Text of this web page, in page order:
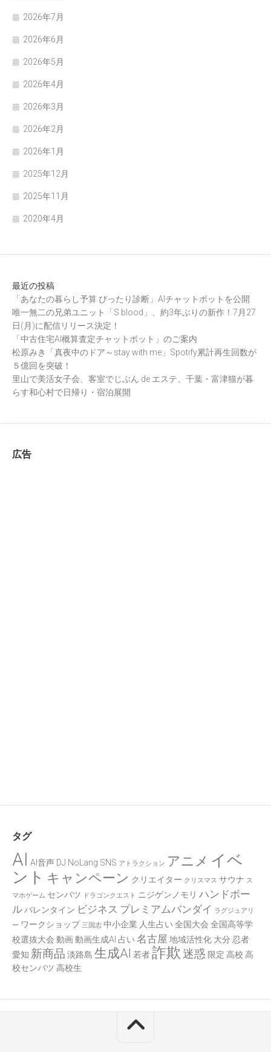
2026年7月
2026年6月
2026年5月
2026年4月
2026年3月
2026年2月
2026年1月
2025年12月
2025年11月
2020年4月
最近の投稿
「あなたの暮らし予算 ぴったり診断」AIチャットボットを公開
唯一無二の兄弟ユニット「S blood」、約3年ぶりの新作！7月27
日(月)に配信リリース決定！
「中古住宅AI概算査定チャットボット」のご案内
松原みき「真夜中のドア～stay with me」Spotify累計再生回数が
５億回を突破！
里山で美活女子会、客室でじぶん de エステ、千葉・富津猫が暮
らす和心村で日帰り・宿泊展開
広告
タグ
AI AI音声 DJ NoLang SNS アトラクション アニメ イベ
ント キャンペーン クリエイター クリスマス サウナ ス
マホゲーム センバツ ドラゴンクエスト ニジゲンノモリ ハンドボー
ルバレンタイン ビジネス プレミアムバンダイ ラグジュアリ
ー ワークショップ 三国志 中小企業 人生占い 全国大会 全国高等学
校選抜大会 動画動画生成AI 占い 名古屋 地域活性化 大分 忍者
愛知 新商品 淡路島 生成AI 若者詐欺 迷惑 限定 高校 高
校センバツ 高校生